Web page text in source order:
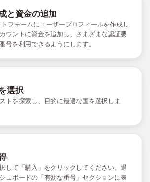
と資金の追加
フォームにユーザープロフィールを作成し
ウントに資金を追加し、さまざまな認証要
号を利用できるようにします。
選択
トを探索し、目的に最適な国を選択しま
して「購入」をクリックしてください。選
ュボードの「有効な番号」セクションに表